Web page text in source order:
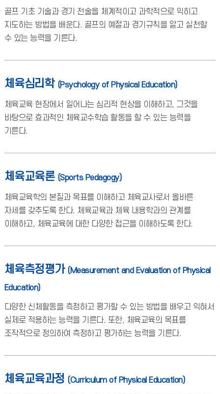
골프 기초 기술과 경기 전술을 체계적이고 과학적으로 익히고
지도하는 방법을 배운다. 골프의 예절과 경기규칙을 알고 실천할
수 있는 능력을 기른다.
체육심리학 (Psychology of Physical Education)
체육교육 현장에서 일어나는 심리적 현상을 이해하고, 그것을
바탕으로 효과적인 체육교수학습 활동을 할 수 있는 능력을
기른다.
체육교육론 (Sports Pedagogy)
체육교육학의 본질과 목표를 이해하고 체육교사로서 올바른
자세를 갖추도록 한다. 체육교육과 체육 내용학과의 관계를
이해하고, 체육교육에 대한 다양한 접근을 이해하도록 한다.
체육측정평가 (Measurement and Evaluation of Physical
Education)
다양한 신체활동을 측정하고 평가할 수 있는 방법을 배우고 익혀서
실제로 적용하는 능력을 기른다. 또한, 체육교육의 목표를
조작적으로 정의하여 측정하고 평가하는 능력을 기른다.
체육교육과정 (Curriculum of Physical Education)